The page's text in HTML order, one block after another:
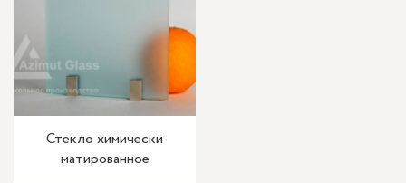
Стекло химически
матированное